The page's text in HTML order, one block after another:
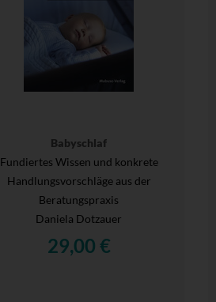
Babyschlaf
Fundiertes Wissen und konkrete
Handlungsvorschläge aus der
Beratungspraxis
Daniela Dotzauer
29,00 €